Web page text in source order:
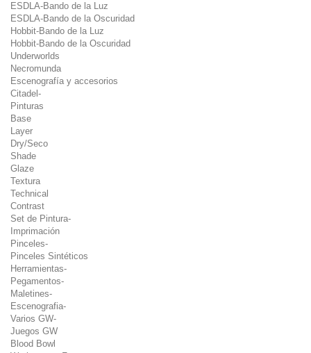
ESDLA-Bando de la Luz
ESDLA-Bando de la Oscuridad
Hobbit-Bando de la Luz
Hobbit-Bando de la Oscuridad
Underworlds
Necromunda
Escenografía y accesorios
Citadel-
Pinturas
Base
Layer
Dry/Seco
Shade
Glaze
Textura
Technical
Contrast
Set de Pintura-
Imprimación
Pinceles-
Pinceles Sintéticos
Herramientas-
Pegamentos-
Maletines-
Escenografia-
Varios GW-
Juegos GW
Blood Bowl